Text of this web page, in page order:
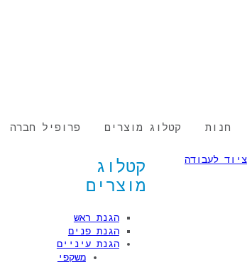
פרופיל חברה קטלוג מוצרים חנות
קטלוג
מוצרים
הגנת ראש
הגנת פנים
הגנת עיניים
משקפי
ציוד לעבודה